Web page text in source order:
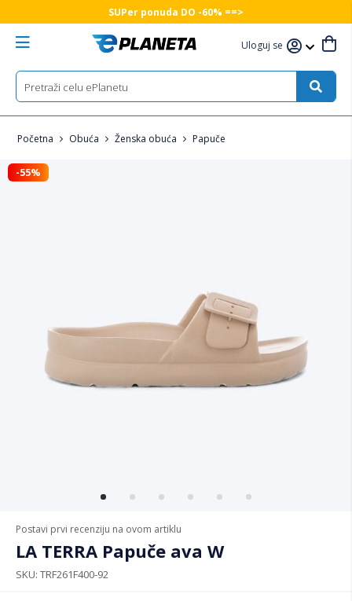
SUPer ponuda DO -60% ==>
Uloguj se
Početna Obuća Ženska obuća Papuče
Postavi prvi recenziju na ovom artiklu
LA TERRA Papuče ava W
SKU TRF261F400-92
-55%